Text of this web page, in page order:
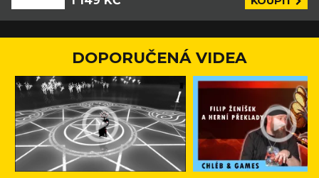
DOPORUČENÁ VIDEA